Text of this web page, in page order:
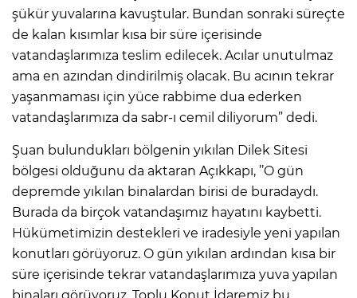
şükür yuvalarına kavuştular. Bundan sonraki süreçte
de kalan kısımlar kısa bir süre içerisinde
vatandaşlarımıza teslim edilecek. Acılar unutulmaz
ama en azından dindirilmiş olacak. Bu acının tekrar
yaşanmaması için yüce rabbime dua ederken
vatandaşlarımıza da sabr-ı cemil diliyorum” dedi.
Şuan bulundukları bölgenin yıkılan Dilek Sitesi
bölgesi olduğunu da aktaran Açıkkapı, ’’O gün
depremde yıkılan binalardan birisi de buradaydı.
Burada da birçok vatandaşımız hayatını kaybetti.
Hükümetimizin destekleri ve iradesiyle yeni yapılan
konutları görüyoruz. O gün yıkılan ardından kısa bir
süre içerisinde tekrar vatandaşlarımıza yuva yapılan